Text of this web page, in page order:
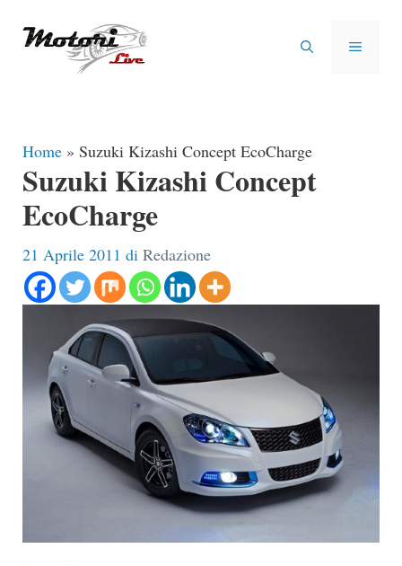
MENU
Home » Suzuki Kizashi Concept EcoCharge
Suzuki Kizashi Concept
EcoCharge
21 Aprile 2011 di Redazione